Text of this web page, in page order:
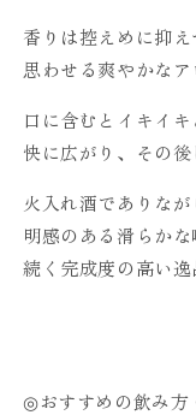
香りは控えめに抑
思わせる爽やかなア
口に含むとイキイ
快に広がり、その
火入れ酒でありな
明感のある滑らか
続く完成度の高い逸
◎おすすめの飲み方